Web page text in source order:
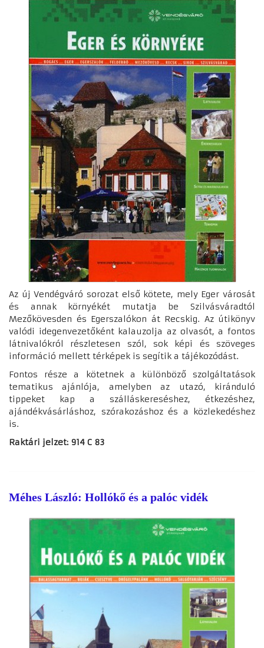
Az új Vendégváró sorozat első kötete, mely Eger városát
és annak környékét mutatja be Szilvásváradtól
Mezőkövesden és Egerszalókon át Recskig. Az útikönyv
valódi idegenvezetőként kalauzolja az olvasót, a fontos
látnivalókról részletesen szól, sok képi és szöveges
információ mellett térképek is segítik a tájékozódást.
Fontos része a kötetnek a különböző szolgáltatások
tematikus ajánlója, amelyben az utazó, kiránduló
tippeket kap a szálláskereséshez, étkezéshez,
ajándékvásárláshoz, szórakozáshoz és a közlekedéshez
is.
Raktári jelzet: 914 C 83
Méhes László: Hollókő és a palóc vidék